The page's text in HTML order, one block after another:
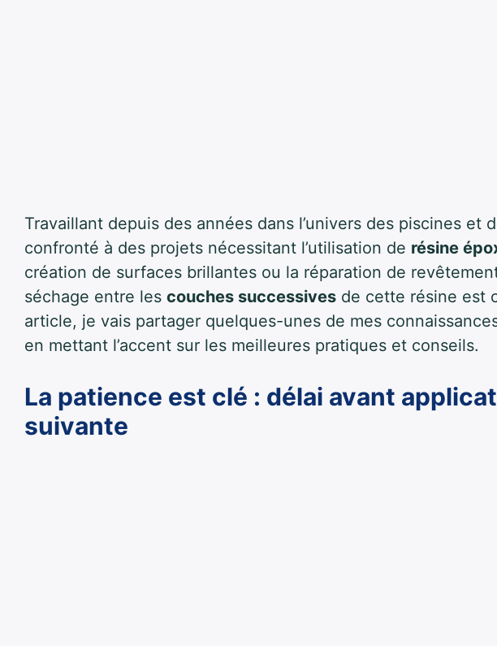
Travaillant depuis des années dans l’univers des piscines et
confronté à des projets nécessitant l’utilisation de résine
création de surfaces brillantes ou la réparation de
séchage entre les couches successives de cette résine est
article, je vais partager quelques-unes de mes
en mettant l’accent sur les meilleures pratiques et conseils.
La patience est clé : délai avant
suivante